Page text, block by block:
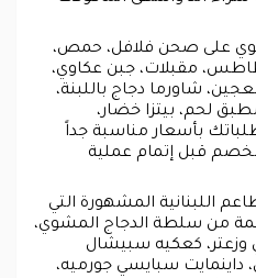
على صحن فلافل، حمص،
مقبلات، جبن عكاوي،
شاورما دجاج باللبنة،
لحم، بيتزا خضار،
بأسعار مناسبة جداً
قبل إتمام عملية
اللبنانية المشهورة التي
من سلطة الدجاج المشوي،
وزعتر، كعكيه سبيشال
سبايسي جورميه،